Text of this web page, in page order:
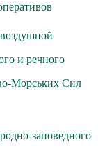
и речного
Морських Сил
заповедного